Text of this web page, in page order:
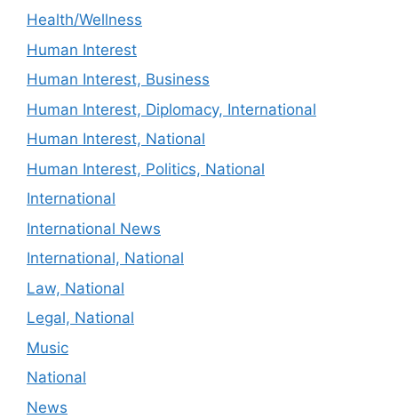
Health/Wellness
Human Interest
Human Interest, Business
Human Interest, Diplomacy, International
Human Interest, National
Human Interest, Politics, National
International
International News
International, National
Law, National
Legal, National
Music
National
News